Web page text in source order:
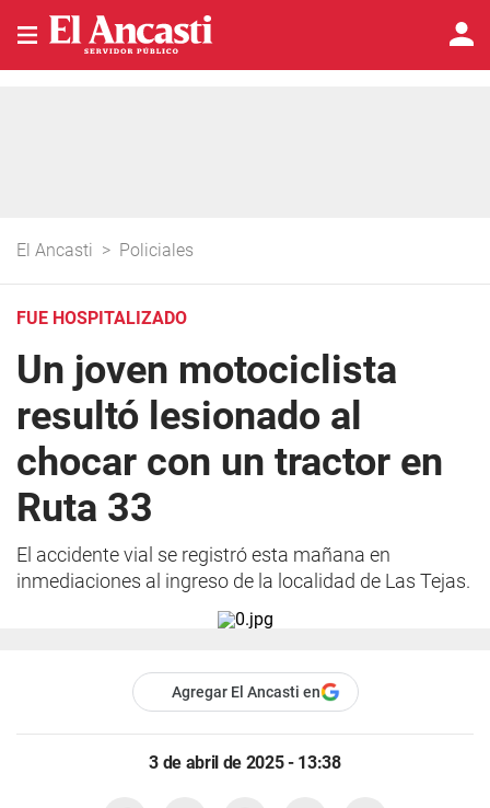
El Ancasti > Policiales
FUE HOSPITALIZADO
Un joven motociclista
resultó lesionado al
chocar con un tractor en
Ruta 33
El accidente vial se registró esta mañana en
inmediaciones al ingreso de la localidad de Las Tejas.
Agregar El Ancasti en
3 de abril de 2025 - 13:38